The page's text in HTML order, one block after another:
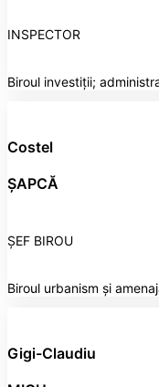
INSPECTOR
Biroul investiții;
Costel
ȘAPCĂ
ȘEF BIROU
Biroul urbanism și
Gigi-Claudiu